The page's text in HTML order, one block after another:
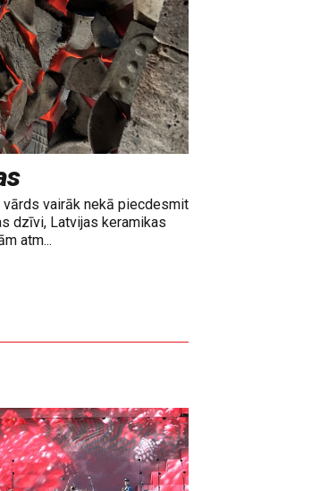
vairāk nekā piecdesmit
dzīvi, Latvijas keramikas
atm...